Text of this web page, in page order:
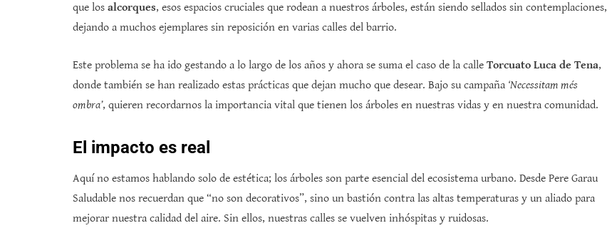
que los alcorques, esos espacios cruciales que rodean a nuestros árboles, están siendo sellados sin contemplaciones,
dejando a muchos ejemplares sin reposición en varias calles del barrio.
Este problema se ha ido gestando a lo largo de los años y ahora se suma el caso de la calle Torcuato Luca de Tena,
donde también se han realizado estas prácticas que dejan mucho que desear. Bajo su campaña ‘Necessitam més
ombra’, quieren recordarnos la importancia vital que tienen los árboles en nuestras vidas y en nuestra comunidad.
El impacto es real
Aquí no estamos hablando solo de estética; los árboles son parte esencial del ecosistema urbano. Desde Pere Garau
Saludable nos recuerdan que “no son decorativos”, sino un bastión contra las altas temperaturas y un aliado para
mejorar nuestra calidad del aire. Sin ellos, nuestras calles se vuelven inhóspitas y ruidosas.